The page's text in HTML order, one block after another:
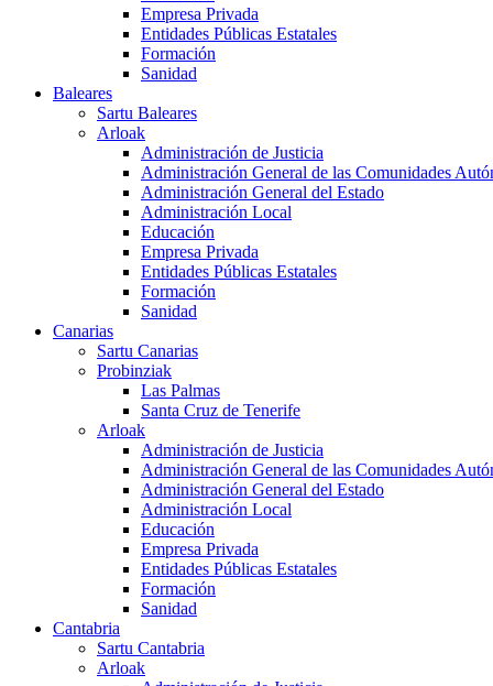
Empresa Privada
Entidades Públicas Estatales
Formación
Sanidad
Baleares
Sartu Baleares
Arloak
Administración de Justicia
Administración General de las Comunidades
Administración General del Estado
Administración Local
Educación
Empresa Privada
Entidades Públicas Estatales
Formación
Sanidad
Canarias
Sartu Canarias
Probinziak
Las Palmas
Santa Cruz de Tenerife
Arloak
Administración de Justicia
Administración General de las Comunidades
Administración General del Estado
Administración Local
Educación
Empresa Privada
Entidades Públicas Estatales
Formación
Sanidad
Cantabria
Sartu Cantabria
Arloak